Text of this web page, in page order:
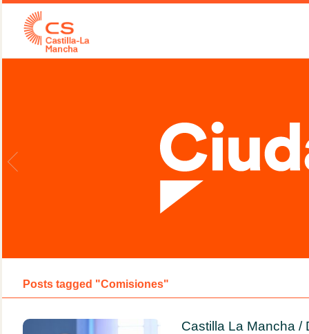
Posts tagged "Comisiones"
Castilla La Mancha /